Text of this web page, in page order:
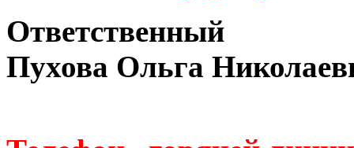
Ответственный
Пухова Ольга